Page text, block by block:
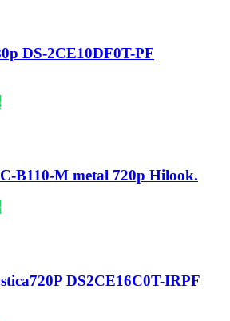
DS-2CE10DF0T-PF
B110-M metal 720p Hilook.
DS2CE16C0T-IRPF